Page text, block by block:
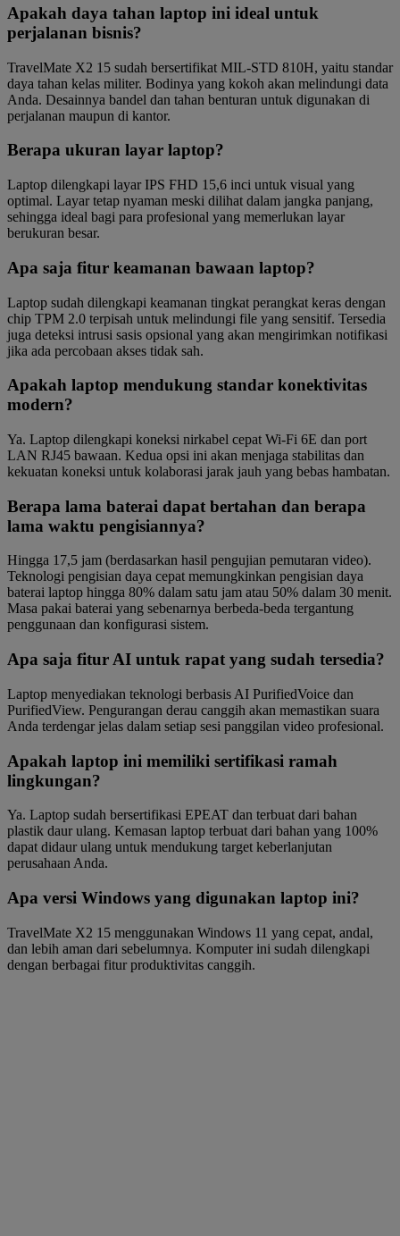
Apakah daya tahan laptop ini ideal untuk
perjalanan bisnis?
TravelMate X2 15 sudah bersertifikat MIL-STD 810H, yaitu standar
daya tahan kelas militer. Bodinya yang kokoh akan melindungi data
Anda. Desainnya bandel dan tahan benturan untuk digunakan di
perjalanan maupun di kantor.
Berapa ukuran layar laptop?
Laptop dilengkapi layar IPS FHD 15,6 inci untuk visual yang
optimal. Layar tetap nyaman meski dilihat dalam jangka panjang,
sehingga ideal bagi para profesional yang memerlukan layar
berukuran besar.
Apa saja fitur keamanan bawaan laptop?
Laptop sudah dilengkapi keamanan tingkat perangkat keras dengan
chip TPM 2.0 terpisah untuk melindungi file yang sensitif. Tersedia
juga deteksi intrusi sasis opsional yang akan mengirimkan notifikasi
jika ada percobaan akses tidak sah.
Apakah laptop mendukung standar konektivitas
modern?
Ya. Laptop dilengkapi koneksi nirkabel cepat Wi-Fi 6E dan port
LAN RJ45 bawaan. Kedua opsi ini akan menjaga stabilitas dan
kekuatan koneksi untuk kolaborasi jarak jauh yang bebas hambatan.
Berapa lama baterai dapat bertahan dan berapa
lama waktu pengisiannya?
Hingga 17,5 jam (berdasarkan hasil pengujian pemutaran video).
Teknologi pengisian daya cepat memungkinkan pengisian daya
baterai laptop hingga 80% dalam satu jam atau 50% dalam 30 menit.
Masa pakai baterai yang sebenarnya berbeda-beda tergantung
penggunaan dan konfigurasi sistem.
Apa saja fitur AI untuk rapat yang sudah tersedia?
Laptop menyediakan teknologi berbasis AI PurifiedVoice dan
PurifiedView. Pengurangan derau canggih akan memastikan suara
Anda terdengar jelas dalam setiap sesi panggilan video profesional.
Apakah laptop ini memiliki sertifikasi ramah
lingkungan?
Ya. Laptop sudah bersertifikasi EPEAT dan terbuat dari bahan
plastik daur ulang. Kemasan laptop terbuat dari bahan yang 100%
dapat didaur ulang untuk mendukung target keberlanjutan
perusahaan Anda.
Apa versi Windows yang digunakan laptop ini?
TravelMate X2 15 menggunakan Windows 11 yang cepat, andal,
dan lebih aman dari sebelumnya. Komputer ini sudah dilengkapi
dengan berbagai fitur produktivitas canggih.